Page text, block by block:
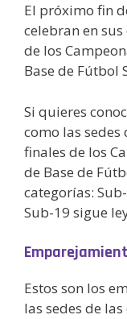
El próximo fin
celebran en
de los
Base de Fútbol
Si quieres
como las sedes
finales de los
de Base de
categorías:
Sub-19 sigue
Estos son los
las sedes de